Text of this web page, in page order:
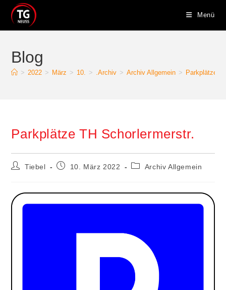
Inhalt
springen
Menü
Blog
> 2022 > März > 10. > .Archiv > Archiv Allgemein > Parkplätze
Parkplätze TH Schorlermerstr.
Beitrags-
Tiebel
Beitrag10. März 2022
Beitrags-
Archiv Allgemein